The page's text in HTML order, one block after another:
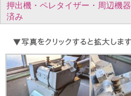
押出機・ペレタイザー・周辺機器
済み